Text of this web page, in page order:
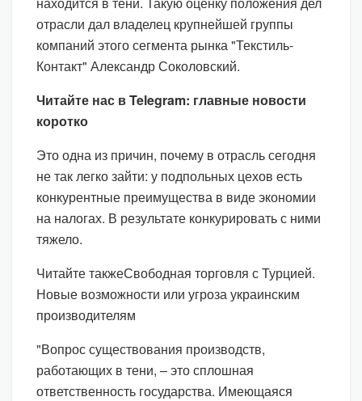
отрасли дал владелец крупнейшей группы
компаний этого сегмента рынка "Текстиль-
Контакт" Александр Соколовский.
Читайте нас в Telegram: главные новости
коротко
Это одна из причин, почему в отрасль сегодня
не так легко зайти: у подпольных цехов есть
конкурентные преимущества в виде экономии
на налогах. В результате конкурировать с ними
тяжело.
Читайте такжеСвободная торговля с Турцией.
Новые возможности или угроза украинским
производителям
"Вопрос существования производств,
работающих в тени, – это сплошная
ответственность государства. Имеющаяся